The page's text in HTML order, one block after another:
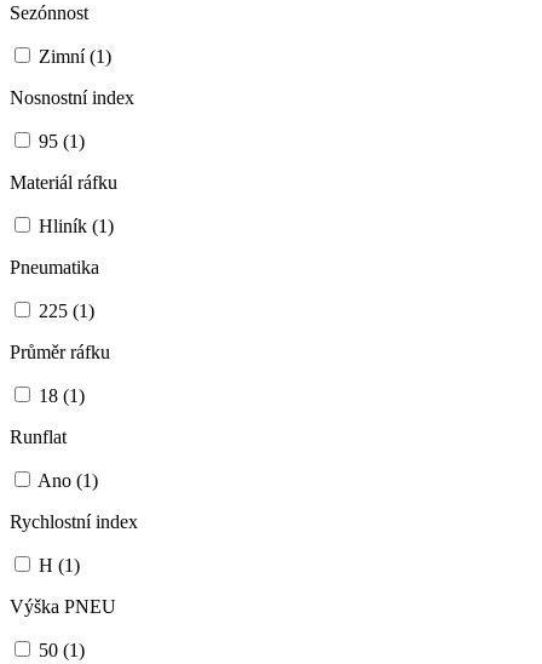
Sezónnost
Zimní(1)
Nosnostní index
95 (1)
Materiál ráfku
Hliník (1)
Pneumatika
225 (1)
Průměr ráfku
18 (1)
Runflat
Ano (1)
Rychlostní index
H (1)
Výška PNEU
50 (1)